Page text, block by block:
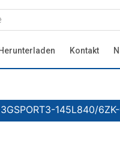
Herunterladen Kontakt
145L840/6ZK-